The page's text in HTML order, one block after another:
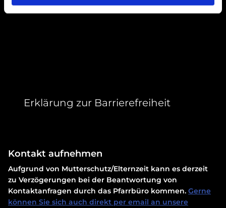
Erklärung zur Barrierefreiheit
Kontakt aufnehmen
Aufgrund von Mutterschutz/Elternzeit kann es derzeit
zu Verzögerungen bei der Beantwortung von
Kontaktanfragen durch das Pfarrbüro kommen. Gerne
können Sie sich auch direkt per email an unsere